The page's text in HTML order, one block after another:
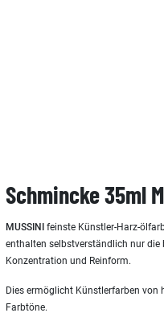
Schmincke 35ml
MUSSINI feinste Künstler-Harz-
enthalten selbstverständlich nur
Konzentration und Reinform.
Dies ermöglicht Künstlerfarben von
Farbtöne.